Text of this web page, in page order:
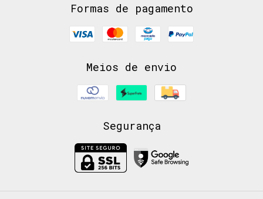
Formas de pagamento
Meios de envio
Segurança